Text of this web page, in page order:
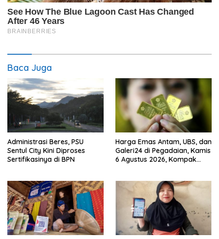
Baca Juga
Administrasi Beres, PSU
Sentul City Kini Diproses
Sertifikasinya di BPN
Harga Emas Antam, UBS, dan
Galeri24 di Pegadaian, Kamis
6 Agustus 2026, Kompak